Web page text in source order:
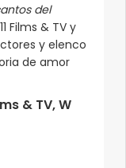
del
Films & TV y
y elenco
de amor
& TV, W